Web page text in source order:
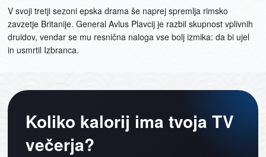
V svoji tretji sezoni epska drama še naprej spremlja rimsko
zavzetje Britanije. General Avlus Plavcij je razbil skupnost vplivnih
druidov, vendar se mu resnična naloga vse bolj izmika: da bi ujel
in usmrtil Izbranca.
Koliko kalorij ima tvoja TV
večerja?